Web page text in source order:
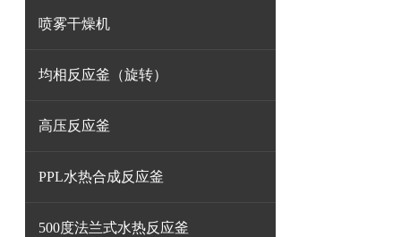
喷雾干燥机
均相反应釜（旋转）
高压反应釜
PPL水热合成反应釜
500度法兰式水热反应釜